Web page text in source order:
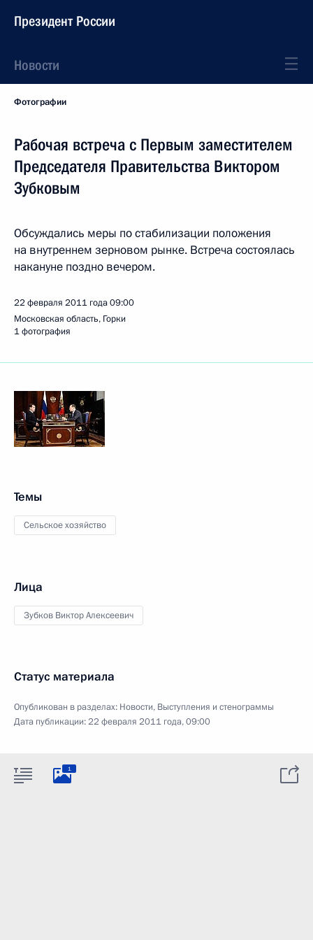
Президент России
Новости
Фотографии
Рабочая встреча с Первым заместителем
Председателя Правительства Виктором
Зубковым
Обсуждались меры по стабилизации положения
на внутреннем зерновом рынке. Встреча состоялась
накануне поздно вечером.
22 февраля 2011 года09:00
Московская область, Горки
1 фотография
Темы
Сельское хозяйство
Лица
Зубков Виктор Алексеевич
Статус материала
Опубликован в разделах: Новости, Выступления и стенограммы
Дата публикации:22 февраля 2011 года, 09:00
1